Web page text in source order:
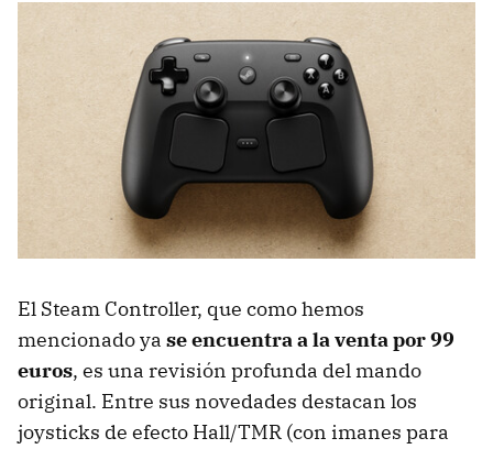
El Steam Controller, que como hemos
mencionado ya se encuentra a la venta por 99
euros, es una revisión profunda del mando
original. Entre sus novedades destacan los
joysticks de efecto Hall/TMR (con imanes para